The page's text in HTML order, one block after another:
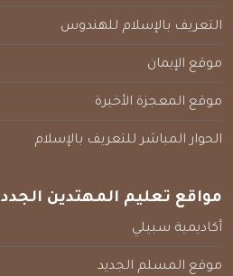
التعريف بالإسلام للهندوس
موقع الإيمان
موقع المعجزة الأخيرة
الحوار المباشر للتعريف بالإسلام
مواقع تعليم المهتدين الجدد
أكاديمية سبيلي
موقع المسلم الجديد